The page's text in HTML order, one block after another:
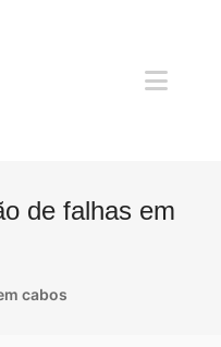
de falhas em
cabos